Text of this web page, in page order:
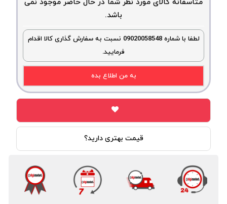
متاسفانه کالای مورد نظر شما در حال حاضر موجود نمی
باشد.
لطفا با شماره 09020058548 نسبت به سفارش گذاری کالا اقدام
فرمایید.
به من اطلاع بده
قیمت بهتری دارید؟